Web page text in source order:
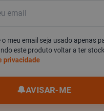
o meu email seja usado apenas
este produto voltar a ter
privacidade
🔔AVISAR-ME